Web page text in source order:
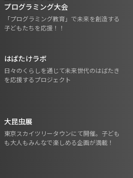
プログラミング大会
「プログラミング教育」で未来を創造する
子どもたちを応援！！
はばたけラボ
日々のくらしを通じて未来世代のはばたき
を応援するプロジェクト
大昆虫展
東京スカイツリータウンにて開催。子ども
も大人もみんなで楽しめる企画が満載！